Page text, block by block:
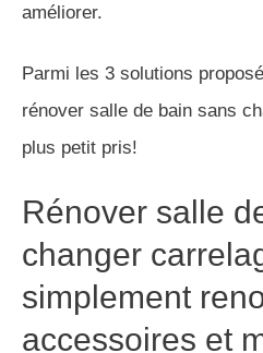
améliorer.
Parmi les 3 solutions
rénover salle de bain sans
plus petit pris!
Rénover salle
changer
simplement
accessoires et